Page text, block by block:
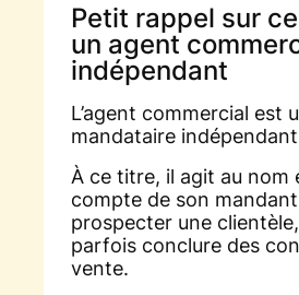
Petit rappel sur
un agent
indépendant
L’agent commercial est
mandataire
À ce titre, il agit au nom
compte de son
prospecter une
parfois conclure des
vente.